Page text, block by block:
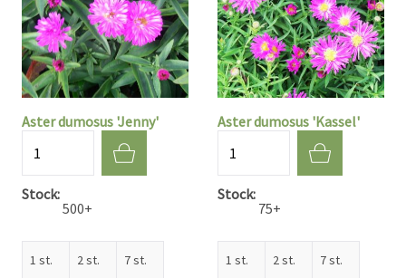
Aster dumosus 'Jenny'
Stock
500+
1 st. 2 st. 7 st.
Aster dumosus 'Kassel'
Stock
75+
1 st. 2 st. 7 st.